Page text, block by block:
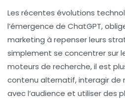
Les récentes évolutions
l’émergence de ChatGPT,
marketing à repenser leurs
simplement se concentrer sur
moteurs de recherche, il est
contenu alternatif, interagir de
avec l’audience et utiliser des